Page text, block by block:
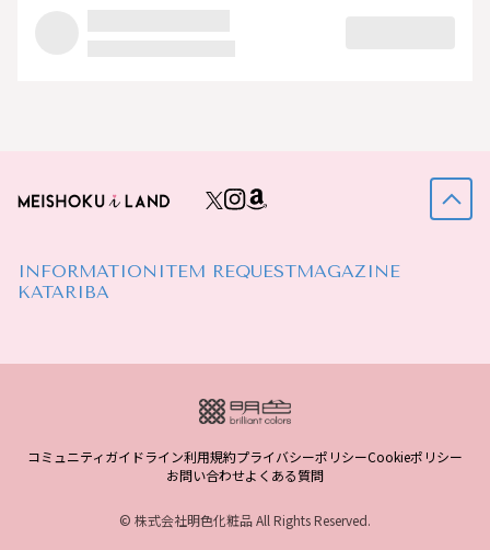
INFORMATION ITEM REQUESTMAGAZINE
KATARIBA
コミュニティガイドライン利用規約プライバシーポリシーCookieポリシー
お問い合わせよくある質問
© 株式会社明色化粧品 All Rights Reserved.